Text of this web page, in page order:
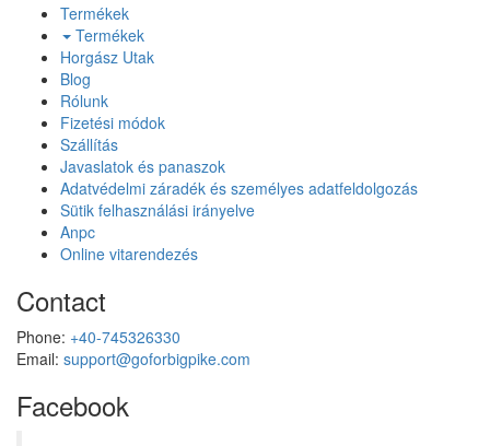
Termékek
Termékek
Horgász Utak
Blog
Rólunk
Fizetési módok
Szállítás
Javaslatok és panaszok
Adatvédelmi záradék és személyes adatfeldolgozás
Sütik felhasználási irányelve
Anpc
Online vitarendezés
Contact
Phone: +40-745326330
Email: support@goforbigpike.com
Facebook